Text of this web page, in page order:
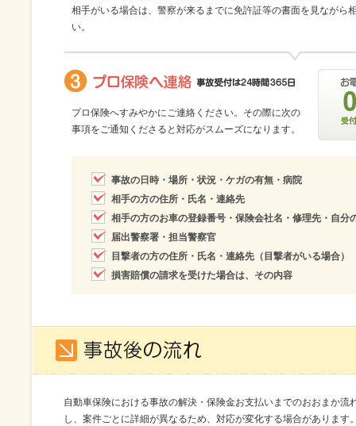
相手がいる場合は、警察が来るまでに免許証等の書面を見ながら
い。
プロ保険へすみやかにご連絡ください。その際に次の
事項をご通知くださると対応がスムーズになります。
事故の日時・場所・状況・ケガの有無・病院
相手の方の住所・氏名・連絡先
相手の方のお車の登録番号・保険会社名・修理先・自分
届出警察署・担当警察官
目撃者の方の住所・氏名・連絡先（目撃者がいる場合）
損害賠償の請求を受けた場合は、その内容
自動車保険における事故の解決・保険金お支払いまでのおおまか流
し、案件ごとに詳細が異なるため、対応が変化する場合があります